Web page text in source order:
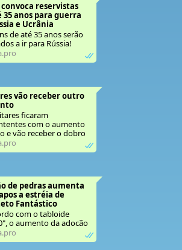
reservistas
35 anos para guerra
de até 35 anos serão
a ir para Rússia!
vão receber outro
ficaram
com o aumento
e vão receber o dobro
ano e ano que vem,
o governo Lula 3.
de pedras aumenta
a estréia de
Fantástico
com o tabloide
o aumento da adocão
minerais foi
pelo.lancamento